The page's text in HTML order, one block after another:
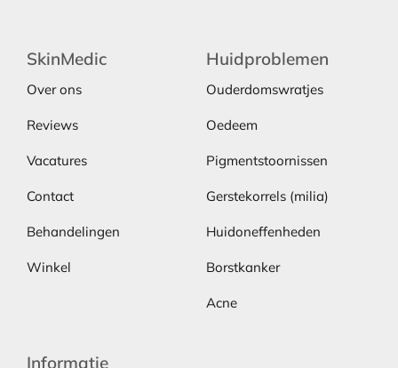
SkinMedic
Over ons
Reviews
Vacatures
Contact
Behandelingen
Winkel
Huidproblemen
Ouderdomswratjes
Oedeem
Pigmentstoornissen
Gerstekorrels (milia)
Huidoneffenheden
Borstkanker
Acne
Informatie